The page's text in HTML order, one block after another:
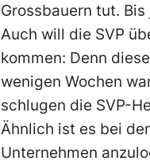
Grossbauern tut.
Auch will die SVP
kommen: Denn
wenigen Wochen
schlugen die SVP-
Ähnlich ist es bei
Unternehmen